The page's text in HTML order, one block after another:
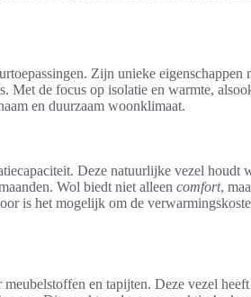
Zijn unieke eigenschappen
Met de focus op isolatie en warmte,
en duurzaam woonklimaat.
Deze natuurlijke vezel houdt
Wol biedt niet alleen comfort,
is het mogelijk om de
en tapijten. Deze vezel